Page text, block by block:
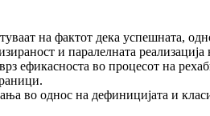
на фактот дека успешната,
и паралелната
ефикасноста во процесот на
во однос на дефиницијата и